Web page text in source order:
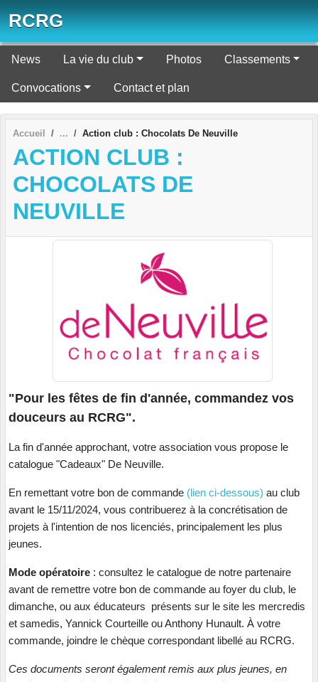
RCRG
News La vie du club Photos Classements
Convocations Contact et plan
Accueil Action club : Chocolats De Neuville
ACTION CLUB :
CHOCOLATS DE
NEUVILLE
"Pour les fêtes de fin d'année, commandez vos
douceurs au RCRG".
La fin d'année approchant, votre association vous propose le
catalogue "Cadeaux" De Neuville.
En remettant votre bon de commande (lien ci-dessous) au club
avant le 15/11/2024, vous contribuerez à la concrétisation de
projets à l'intention de nos licenciés, principalement les plus
jeunes.
Mode opératoire : consultez le catalogue de notre partenaire
avant de remettre votre bon de commande au foyer du club, le
dimanche, ou aux éducateurs présents sur le site les mercredis
et samedis, Yannick Courteille ou Anthony Hunault. À votre
commande, joindre le chèque correspondant libellé au RCRG.
Ces documents seront également remis aux plus jeunes, en